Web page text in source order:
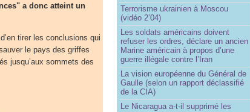
a donc atteint un
tirer les conclusions qui
le pays des griffes
jusqu’aux sommets des
Terrorisme ukrainien à Moscou
(vidéo 2’04)
Les soldats américains doivent
refuser les ordres, déclare un ancien
Marine américain à propos d’une
guerre illégale contre l’Iran
La vision européenne du Général de
Gaulle (selon un rapport déclassifié
de la CIA)
Le Nicaragua a-t-il supprimé les